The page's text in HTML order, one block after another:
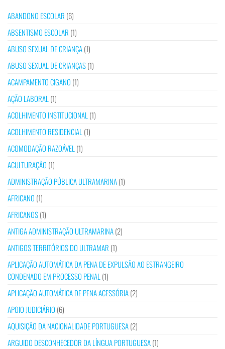
ABANDONO ESCOLAR (6)
ABSENTISMO ESCOLAR (1)
ABUSO SEXUAL DE CRIANÇA(1)
ABUSO SEXUAL DE CRIANÇAS(1)
ACAMPAMENTO CIGANO (1)
AÇÃO LABORAL (1)
ACOLHIMENTO INSTITUCIONAL (1)
ACOLHIMENTO RESIDENCIAL (1)
ACOMODAÇÃO RAZOÁVEL (1)
ACULTURAÇÃO (1)
ADMINISTRAÇÃO PÚBLICA ULTRAMARINA(1)
AFRICANO (1)
AFRICANOS(1)
ANTIGA ADMINISTRAÇÃO ULTRAMARINA(2)
ANTIGOS TERRITÓRIOS DO ULTRAMAR (1)
APLICAÇÃO AUTOMÁTICA DA PENA DE EXPULSÃO AO ESTRANGEIRO
CONDENADO EM PROCESSO PENAL (1)
APLICAÇÃO AUTOMÁTICA DE PENA ACESSÓRIA(2)
APOIO JUDICIÁRIO (6)
AQUISIÇÃO DA NACIONALIDADE PORTUGUESA(2)
ARGUIDO DESCONHECEDOR DA LÍNGUA PORTUGUESA(1)